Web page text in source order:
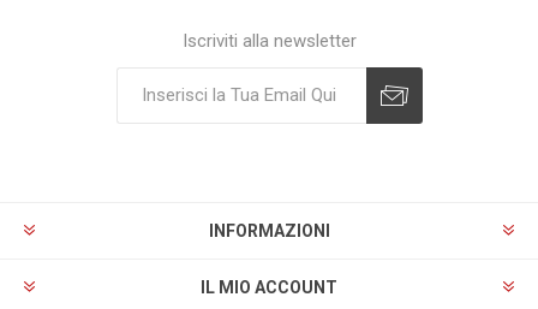
Iscriviti alla newsletter
INFORMAZIONI
IL MIO ACCOUNT